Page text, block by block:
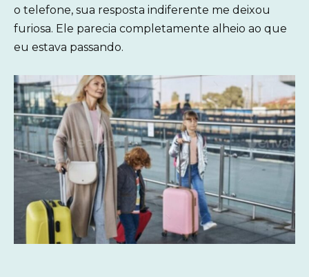
o telefone, sua resposta indiferente me deixou
furiosa. Ele parecia completamente alheio ao que
eu estava passando.